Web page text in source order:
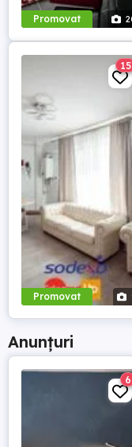
Promovat
Promovat
15
Anunțuri
6